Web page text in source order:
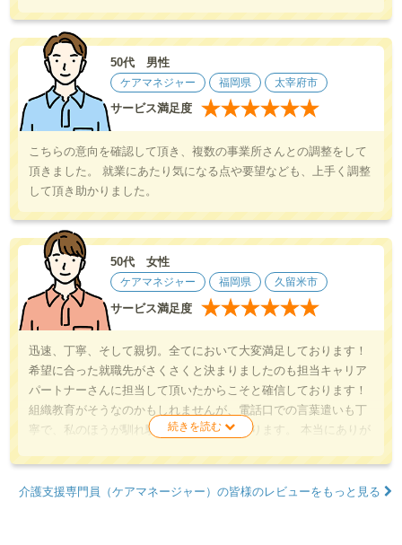
50代 男性
ケアマネジャー 福岡県 太宰府市
サービス満足度 ★★★★★★
こちらの意向を確認して頂き、複数の事業所さんとの調整をして
頂きました。 就業にあたり気になる点や要望なども、上手く調整
して頂き助かりました。
50代 女性
ケアマネジャー 福岡県 久留米市
サービス満足度 ★★★★★★
迅速、丁寧、そして親切。全てにおいて大変満足しております！
希望に合った就職先がさくさくと決まりましたのも担当キャリア
パートナーさんに担当して頂いたからこそと確信しております！
組織教育がそうなのかもしれませんが、電話口での言葉遣いも丁
寧で、私のほうが馴れ馴れしく恐縮しております。 本当にありが
介護支援専門員（ケアマネージャー）の皆様のレビューをもっと見る